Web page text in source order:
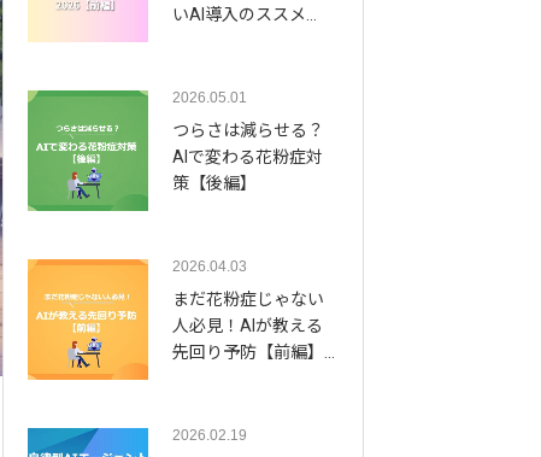
いAI導入のススメ…
2026.05.01
つらさは減らせる？
AIで変わる花粉症対
策【後編】
2026.04.03
まだ花粉症じゃない
人必見！AIが教える
先回り予防【前編】…
2026.02.19